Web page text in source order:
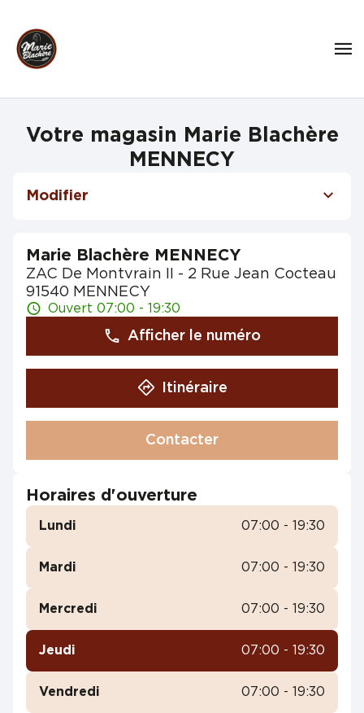
Votre magasin Marie Blachère
MENNECY
Modifier
Marie Blachère MENNECY
ZAC De Montvrain II - 2 Rue Jean Cocteau
91540 MENNECY
Ouvert 07:00 - 19:30
Afficher le numéro
Itinéraire
Contacter
Horaires d'ouverture
Lundi 07:00 - 19:30
Mardi 07:00 - 19:30
Mercredi 07:00 - 19:30
Jeudi 07:00 - 19:30
Vendredi 07:00 - 19:30